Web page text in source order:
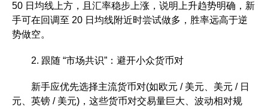
50 日均线上方，且汇率稳步上涨，说明上升趋势明确，新
手可在回调至 20 日均线附近时尝试做多，胜率远高于逆
势做空。
2. 跟随 “市场共识”：避开小众货币对
新手应优先选择主流货币对(如欧元 / 美元、美元 / 日
元、英镑 / 美元)，这些货币对交易量巨大、波动相对规